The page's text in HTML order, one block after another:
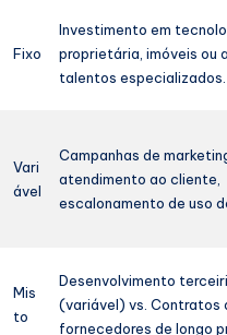
Fixo
Investimento em
proprietária, imóveis ou
talentos especializados.
Vari
ável
Campanhas de
atendimento ao cliente,
escalonamento de uso
Mis
to
Desenvolvimento
(variável) vs. Contratos
fornecedores de longo